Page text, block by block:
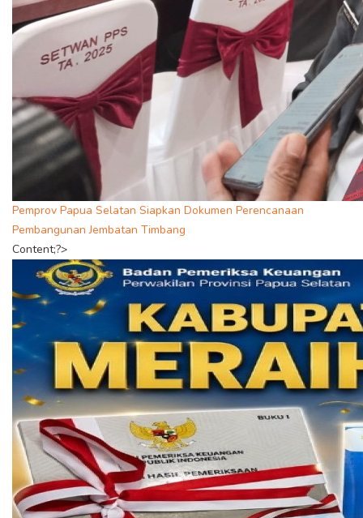
Pemprov Papua Selatan Siapkan Dokumen Perencanaan
Pembangunan Jembatan Timbang
Content;?>